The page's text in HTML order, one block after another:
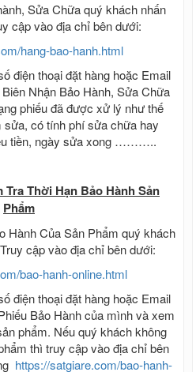
Sửa Chữa quý khách nhấn
cập vào địa chỉ bên dưới:
hang-bao-hanh.html
điện thoại đặt hàng hoặc Email
Nhận Bảo Hành, Sửa Chữa
phiếu đã được xử lý như thế
sửa, có tính phí sửa chữa hay
tiền, ngày sửa xong ………..
Thời Hạn Bảo Hành Sản
Phẩm
Hành Của Sản Phẩm quý khách
cập vào địa chỉ bên dưới:
bao-hanh-online.html
điện thoại đặt hàng hoặc Email
Bảo Hành của mình và xem
phẩm. Nếu quý khách không
thì truy cập vào địa chỉ bên
https://satgiare.com/bao-hanh-